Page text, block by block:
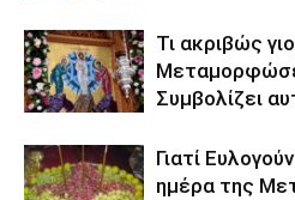
Τι ακριβώς
Συμβολίζει
Γιατί
ημέρα της